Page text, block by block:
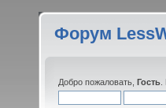
Форум
Добро пожаловать, Гость